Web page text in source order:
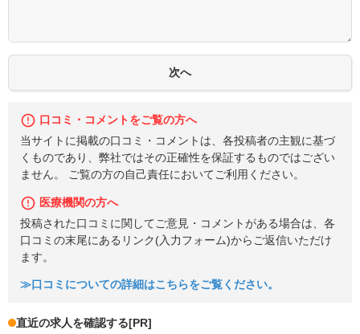
口コミ・コメントをご覧の方へ
当サイトに掲載の口コミ・コメントは、各投稿者の主観に基づ
くものであり、弊社ではその正確性を保証するものではござい
ません。 ご覧の方の自己責任においてご利用ください。
医療機関の方へ
投稿された口コミに関してご意見・コメントがある場合は、各
口コミの末尾にあるリンク(入力フォーム)からご返信いただけ
ます。
≫口コミについての詳細はこちらをご覧ください。
直近の求人を確認する[PR]